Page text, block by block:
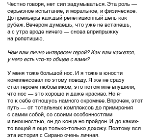
Честно говоря, нет сил задумываться. Эта роль —
серьезное испытание, и моральное, и физическое.
До премьеры каждый репетиционный день как
рубеж. Вечером думаешь, что уже не встанешь,
а с утра вроде ничего — снова вприпрыжку
на репетицию.
Чем вам лично интересен герой? Как вам кажется,
у него есть что-то общее с вами?
У меня тоже большой нос. И я тоже в юности
комплексовал по этому поводу. Я же не сразу
стал героем-любовником, это потом мне внушили,
что нос — это хорошо и даже красиво. Но я-
то к себе отношусь намного скромнее. Впрочем, этот
путь — от тотальных комплексов до примирения
с самим собой, со своими особенностями
и внешностью, он до конца не пройден. И до каких-
то вещей я еще только-только дохожу. Поэтому вся
эта история с Сирано очень личная.